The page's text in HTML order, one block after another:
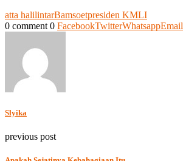
atta halilintarBamsoetpresiden KMLI
0 comment 0 FacebookTwitterWhatsappEmail
Slyika
previous post